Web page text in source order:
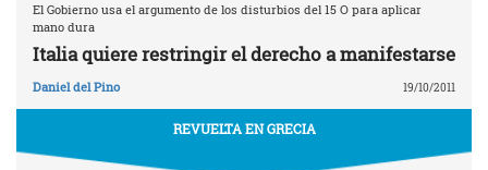
El Gobierno usa el argumento de los disturbios del 15 O para aplicar
mano dura
Italia quiere restringir el derecho a manifestarse
Daniel del Pino 19/10/2011
REVUELTA EN GRECIA